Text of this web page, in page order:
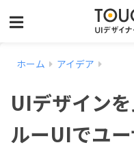
ホーム アイデア
UIデザイン
ルーUIでユ